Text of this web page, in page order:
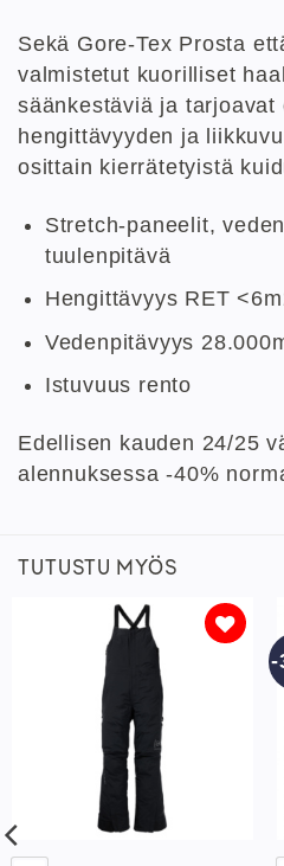
Sekä Gore-Tex Prosta
valmistetut kuorilliset
säänkestäviä ja tarjoavat
hengittävyyden ja
osittain kierrätetyistä
Stretch-paneelit,
tuulenpitävä
Hengittävyys RET
Vedenpitävyys
Istuvuus rento
Edellisen kauden 24/25
alennuksessa -40%
TUTUSTU MYÖS
toivelistaan
-